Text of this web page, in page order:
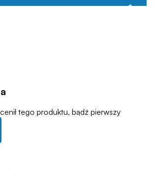
tego produktu, bądź pierwszy